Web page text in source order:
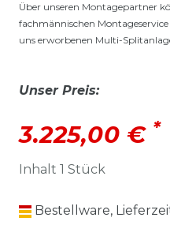
Über unseren Montagepartner
fachmännischen
uns erworbenen Multi-
Unser Preis:
3.225,00 € *
Inhalt 1 Stück
Bestellware,